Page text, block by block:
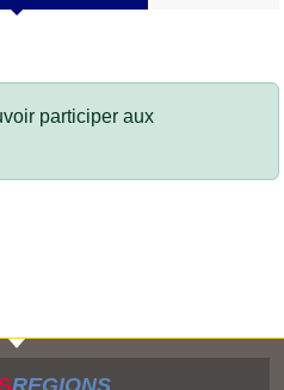
participer aux
REGIONS